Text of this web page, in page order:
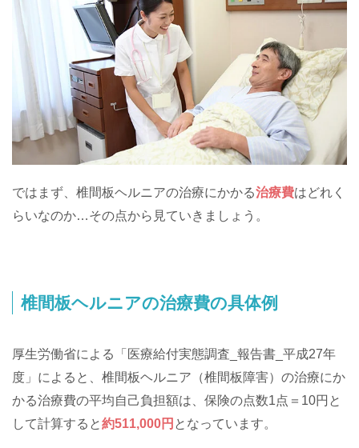
ではまず、椎間板ヘルニアの治療にかかる治療費はどれく
らいなのか…その点から見ていきましょう。
椎間板ヘルニアの治療費の具体例
厚生労働省による「医療給付実態調査_報告書_平成27年
度」によると、椎間板ヘルニア（椎間板障害）の治療にか
かる治療費の平均自己負担額は、保険の点数1点＝10円と
して計算すると約511,000円 となっています。